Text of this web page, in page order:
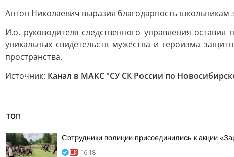
Антон Николаевич выразил благодарность школьникам
И.о. руководителя следственного управления
уникальных свидетельств мужества и героизма
пространства.
Источник: Канал в МАКС "СУ СК России по
ТОП
Сотрудники полиции присоединились к акции
16:18